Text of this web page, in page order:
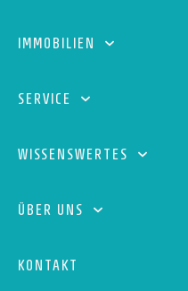
IMMOBILIEN
SERVICE
WISSENSWERTES
ÜBER UNS
KONTAKT